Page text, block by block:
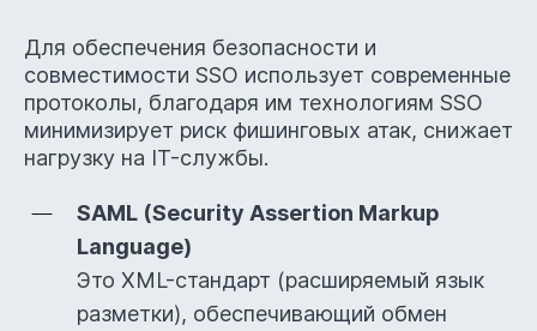
Для обеспечения безопасности и
совместимости SSO использует современные
протоколы, благодаря им технологиям SSO
минимизирует риск фишинговых атак, снижает
нагрузку на IT-службы.
SAML (Security Assertion Markup
Language)
Это XML-стандарт (расширяемый язык
разметки), обеспечивающий обмен